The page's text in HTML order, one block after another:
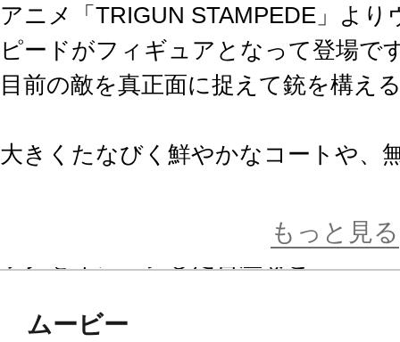
アニメ「TRIGUN STAMPEDE」よ
ピードがフィギュアとなって登場で
目前の敵を真正面に捉えて銃を構え
大きくたなびく鮮やかなコートや、
設定を忠実に再現した銃、広大な砂
もっと見る
ムービー